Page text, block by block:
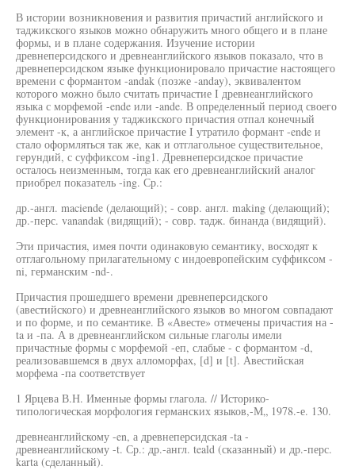
В истории возникновения и развития причастий английского и
таджикского языков можно обнаружить много общего и в плане
формы, и в плане содержания. Изучение истории
древнеперсидского и древнеанглийского языков показало, что в
древнеперсидском языке функционировало причастие настоящего
времени с формантом -andak (позже -anday), эквивалентом
которого можно было считать причастие I древнеанглийского
языка с морфемой -ende или -ande. В определенный период своего
функционирования у таджикского причастия отпал конечный
элемент -к, а английское причастие I утратило формант -ende и
стало оформляться так же, как и отглагольное существительное,
герундий, с суффиксом -ing1. Древнеперсидское причастие
осталось неизменным, тогда как его древнеанглийский аналог
приобрел показатель -ing. Ср.:
др.-англ. maciende (делающий); - совр. англ. making (делающий);
др.-перс. vanandak (видящий); - совр. тадж. бинанда (видящий).
Эти причастия, имея почти одинаковую семантику, восходят к
отглагольному прилагательному с индоевропейским суффиксом -
ni, германским -nd-.
Причастия прошедшего времени древнеперсидского
(авестийского) и древнеанглийского языков во многом совпадают
и по форме, и по семантике. В «Авесте» отмечены причастия на -
ta и -па. А в древнеанглийском сильные глаголы имели
причастные формы с морфемой -еп, слабые - с формантом -d,
реализовавшемся в двух алломорфах, [d] и [t]. Авестийская
морфема -па соответствует
1 Ярцева В.Н. Именные формы глагола. // Историко-
типологическая морфология германских языков,-М„ 1978.-е. 130.
древнеанглийскому -en, а древнеперсидская -ta -
древнеанглийскому -t. Ср.: др.-англ. teald (сказанный) и др.-перс.
karta (сделанный).